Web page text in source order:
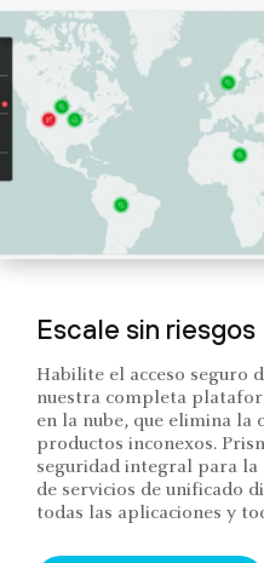
Escale sin riesgos
Habilite el acceso seguro
nuestra completa
en la nube, que elimina la
productos inconexos.
seguridad integral para
de servicios de unificado
todas las aplicaciones y